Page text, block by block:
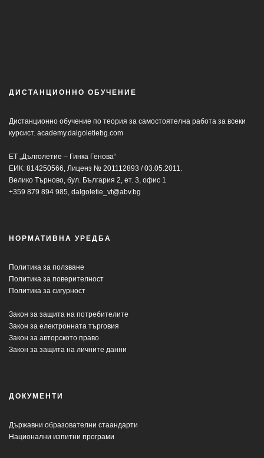
ДИСТАНЦИОННО ОБУЧЕНИЕ
Дистанционно обучение по теория за самостоятелна работа за всеки
курсист. academy.dalgoletiebg.com
ЕТ „Дълголетие – Гинка Генова“
ЕИК: 814250566, Лиценз № 201112893 / 03.05.2011.
Велико Търново, бул. България 2, ет. 3, офис 1
+359 879 894 985, dalgoletie_vt@abv.bg
НОРМАТИВНА УРЕДБА
Политика за ползване
Политика за поверителност
Политика за сигурност
Закон за защита на потребителите
Закон за електронната търговия
Закон за авторското право
Закон за защита на личните данни
ДОКУМЕНТИ
Държавни образователни стаандарти
Национални изпитни програми